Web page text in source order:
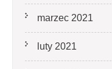
marzec 2021
luty 2021